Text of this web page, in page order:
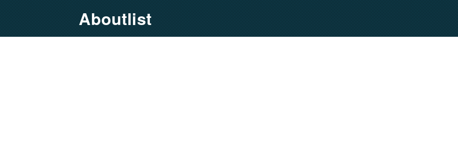
Aboutlist